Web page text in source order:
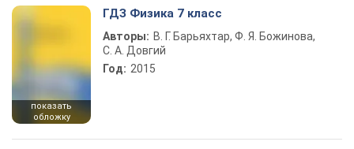
показать
обложку
ГДЗ Физика 7 класс
Авторы: В. Г. Барьяхтар, Ф. Я. Божинова,
С. А. Довгий
Год: 2015